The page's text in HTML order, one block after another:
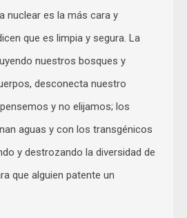
nuclear es la más cara y
que es limpia y segura. La
nuestros bosques y
desconecta nuestro
y no elijamos; los
aguas y con los transgénicos
y destrozando la diversidad de
que alguien patente un